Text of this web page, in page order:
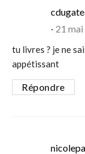
21
tu livres ? je ne
appétissant
Répondre